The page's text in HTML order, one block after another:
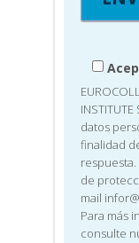
datos
finalidad
de
mail
Para más
consulte